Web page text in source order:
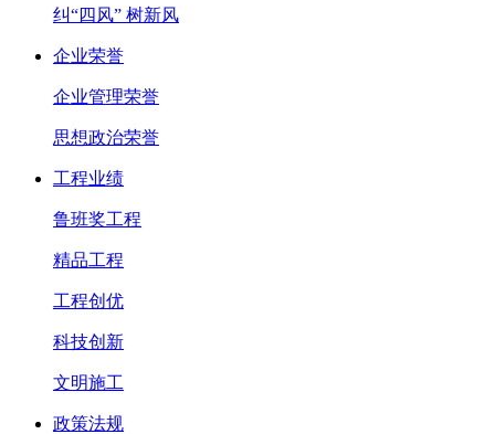
纠“四风” 树新风
企业荣誉
企业管理荣誉
思想政治荣誉
工程业绩
鲁班奖工程
精品工程
工程创优
科技创新
文明施工
政策法规